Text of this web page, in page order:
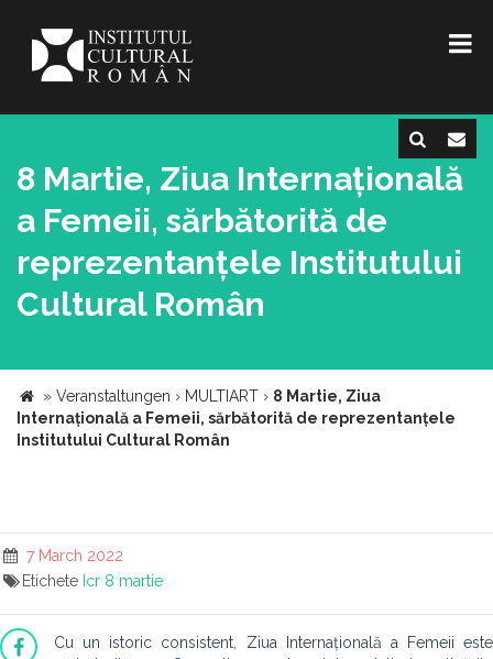
8 Martie, Ziua Internațională
a Femeii, sărbătorită de
reprezentanțele Institutului
Cultural Român
» Veranstaltungen › MULTIART › 8 Martie, Ziua
Internațională a Femeii, sărbătorită de reprezentanțele
Institutului Cultural Român
7 March 2022
Etichete Icr 8 martie
Cu un istoric consistent, Ziua Internațională a Femeii este